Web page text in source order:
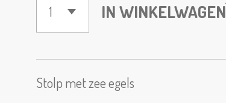
IN WINKELWAGEN
Stolp met zee egels